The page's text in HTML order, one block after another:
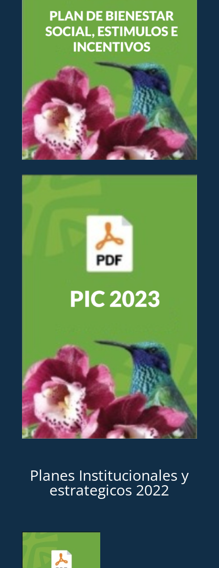
Planes Institucionales y
estrategicos 2022